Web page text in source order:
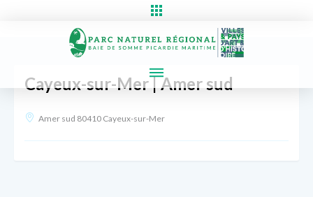
Cayeux-sur-Mer | Amer sud
Amer sud 80410 Cayeux-sur-Mer